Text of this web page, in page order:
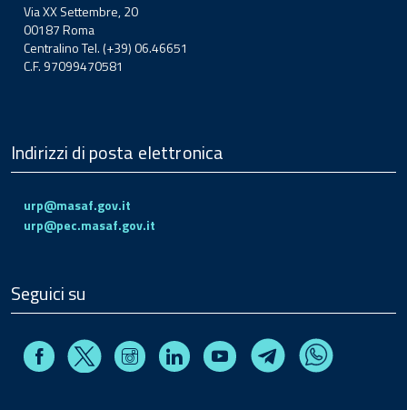
Via XX Settembre, 20
00187 Roma
Centralino Tel. (+39) 06.46651
C.F. 97099470581
Indirizzi di posta elettronica
urp@masaf.gov.it
urp@pec.masaf.gov.it
Seguici su
FacebookX InstagramLinkedin Youtube TelegramWhatsapp